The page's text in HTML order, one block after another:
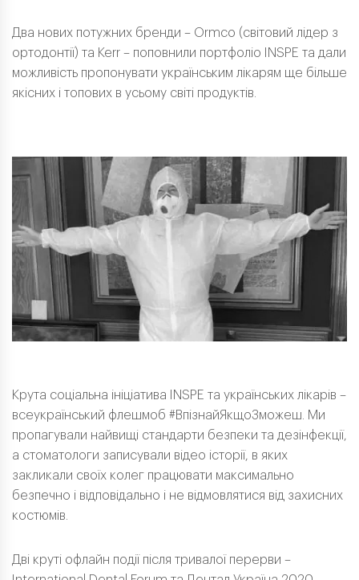
Два нових потужних бренди – Ormco (світовий лідер з
ортодонтії) та Kerr – поповнили портфоліо INSPE та дали
можливість пропонувати українським лікарям ще більше
якісних і топових в усьому світі продуктів.
Крута соціальна ініціатива INSPE та українських лікарів –
всеукраїнський флешмоб #ВпізнайЯкщоЗможеш. Ми
пропагували найвищі стандарти безпеки та дезінфекції,
а стоматологи записували відео історії, в яких
закликали своїх колег працювати максимально
безпечно і відповідально і не відмовлятися від захисних
костюмів.
Дві круті офлайн події після тривалої перерви –